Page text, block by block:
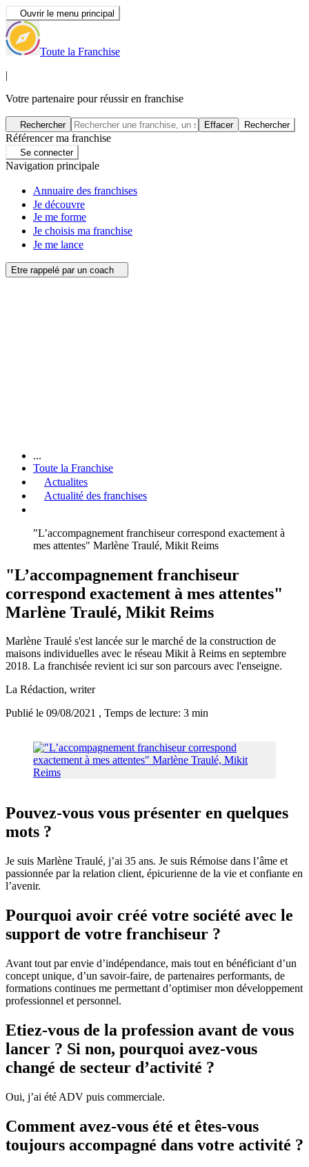
Ouvrir le menu principal
Toute la Franchise
|
Votre partenaire pour réussir en franchise
Rechercher Effacer Rechercher
Référencer ma franchise
Se connecter
Navigation principale
Annuaire des franchises
Je découvre
Je me forme
Je choisis ma franchise
Je me lance
Etre rappelé par un coach
...
Toute la Franchise
Actualites
Actualité des franchises
"L’accompagnement franchiseur correspond exactement à
mes attentes" Marlène Traulé, Mikit Reims
"L’accompagnement franchiseur
correspond exactement à mes attentes"
Marlène Traulé, Mikit Reims
Marlène Traulé s'est lancée sur le marché de la construction de
maisons individuelles avec le réseau Mikit à Reims en septembre
2018. La franchisée revient ici sur son parcours avec l'enseigne.
La Rédaction, writer
Publié le 09/08/2021 , Temps de lecture: 3 min
Pouvez-vous vous présenter en quelques
mots ?
Je suis Marlène Traulé, j’ai 35 ans. Je suis Rémoise dans l’âme et
passionnée par la relation client, épicurienne de la vie et confiante en
l’avenir.
Pourquoi avoir créé votre société avec le
support de votre franchiseur ?
Avant tout par envie d’indépendance, mais tout en bénéficiant d’un
concept unique, d’un savoir-faire, de partenaires performants, de
formations continues me permettant d’optimiser mon développement
professionnel et personnel.
Etiez-vous de la profession avant de vous
lancer ? Si non, pourquoi avez-vous
changé de secteur d’activité ?
Oui, j’ai été ADV puis commerciale.
Comment avez-vous été et êtes-vous
toujours accompagné dans votre activité ?